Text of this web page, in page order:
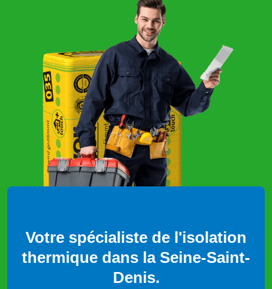
Votre spécialiste de l'isolation
thermique dans la Seine-Saint-
Denis.